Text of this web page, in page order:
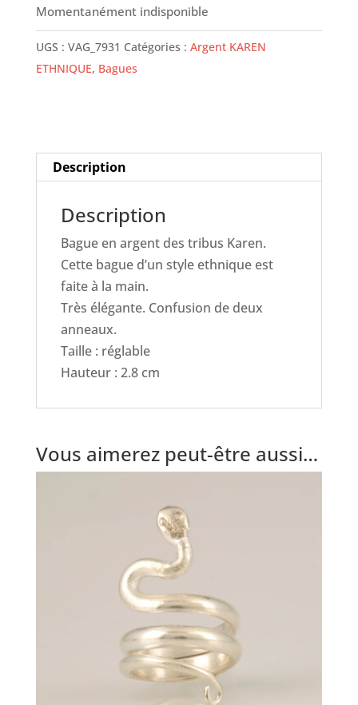
UGS : VAG_7931 Catégories : Argent KAREN
ETHNIQUE, Bagues
Description
Description
Bague en argent des tribus Karen.
Cette bague d’un style ethnique est
faite à la main.
Très élégante. Confusion de deux
anneaux.
Taille : réglable
Hauteur : 2.8 cm
Vous aimerez peut-être aussi…